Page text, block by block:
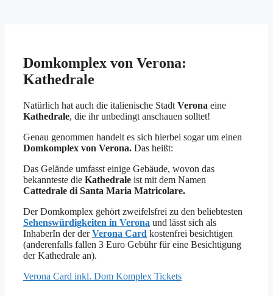
Domkomplex von Verona:
Kathedrale
Natürlich hat auch die italienische Stadt Verona eine
Kathedrale, die ihr unbedingt anschauen solltet!
Genau genommen handelt es sich hierbei sogar um einen
Domkomplex von Verona. Das heißt:
Das Gelände umfasst einige Gebäude, wovon das
bekannteste die Kathedrale ist mit dem Namen
Cattedrale di Santa Maria Matricolare.
Der Domkomplex gehört zweifelsfrei zu den beliebtesten
Sehenswürdigkeiten in Verona und lässt sich als
InhaberIn der derVerona Card kostenfrei besichtigen
(anderenfalls fallen 3 Euro Gebühr für eine Besichtigung
der Kathedrale an).
Verona Card inkl. Dom Komplex Tickets